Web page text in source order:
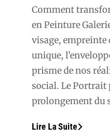
Comment
en Peinture
visage, empreinte
unique,
prisme de nos
social. Le Portrait
prolongement du
Lire La SuitePortrait